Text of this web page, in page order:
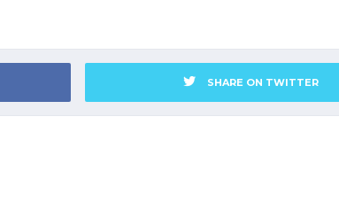
SHARE ON TWITTER